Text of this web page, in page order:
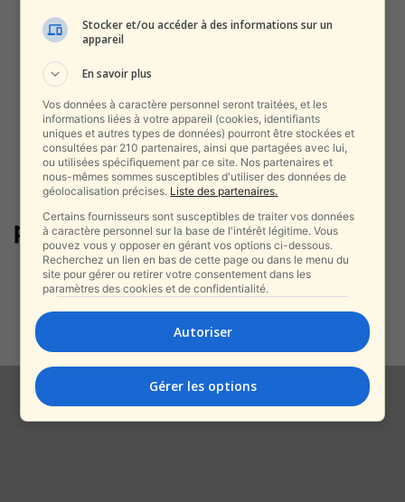
politique pro-israélienne
Scandale en Europe : la Hollande
bannit un ministre juif mais...
alxprss_sab - 29 juillet 2025
Stocker et/ou accéder à des informations sur un
appareil
En savoir plus
Vos données à caractère personnel seront traitées, et les
informations liées à votre appareil (cookies, identifiants
uniques et autres types de données) pourront être stockées et
consultées par 210 partenaires, ainsi que partagées avec lui,
ou utilisées spécifiquement par ce site. Nos partenaires et
nous-mêmes sommes susceptibles d'utiliser des données de
géolocalisation précises. Liste des partenaires.
Certains fournisseurs sont susceptibles de traiter vos données
à caractère personnel sur la base de l'intérêt légitime. Vous
pouvez vous y opposer en gérant vos options ci-dessous.
Recherchez un lien en bas de cette page ou dans le menu du
site pour gérer ou retirer votre consentement dans les
paramètres des cookies et de confidentialité.
Autoriser
Gérer les options